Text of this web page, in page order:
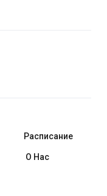
Расписание
О Нас